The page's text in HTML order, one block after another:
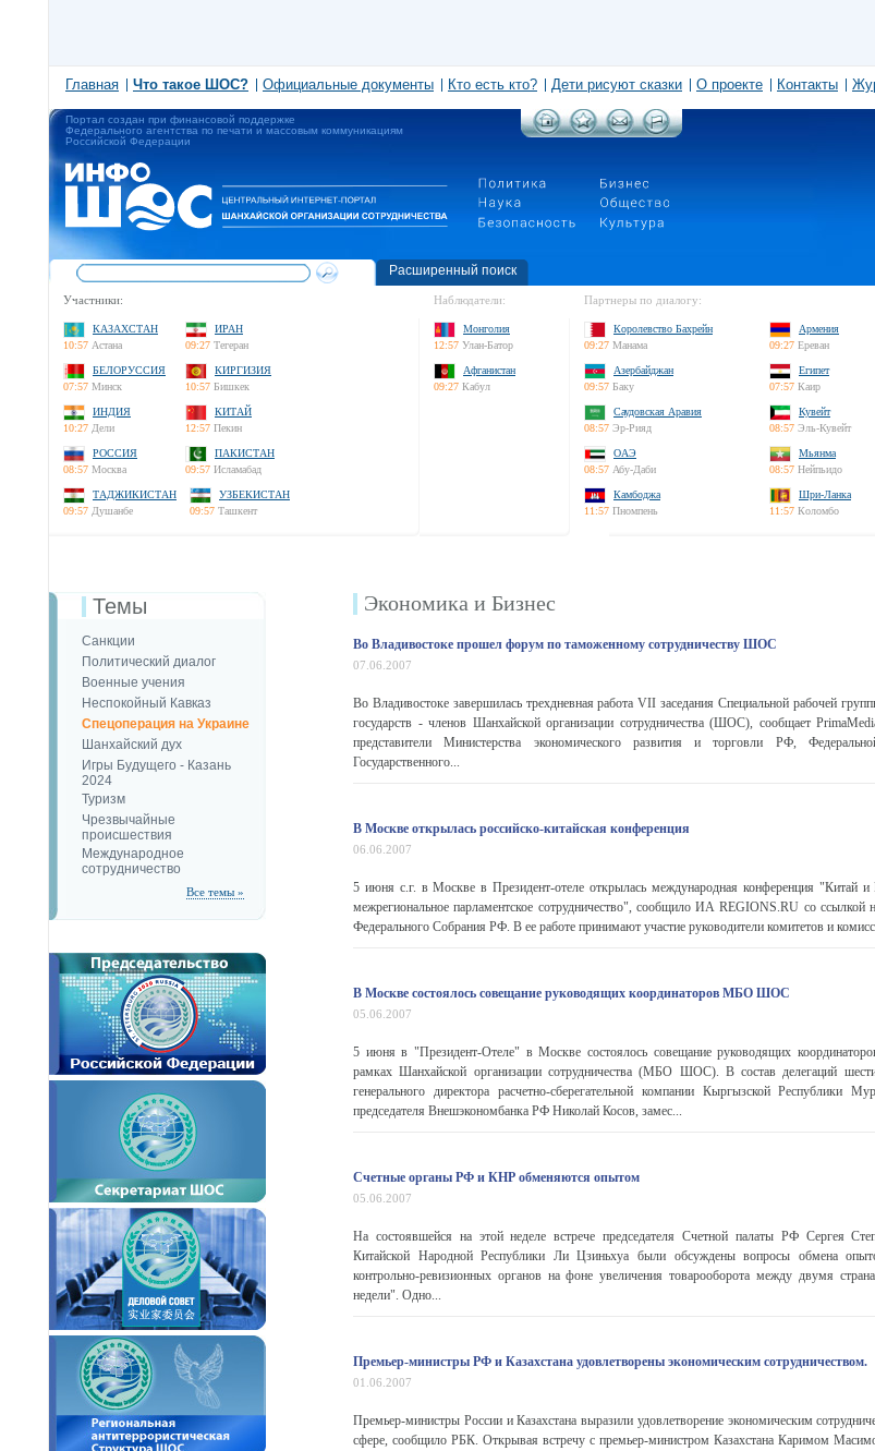
Главная Что такое ШОС? Официальные документы Кто есть кто? Дети рисуют сказки О проекте Контакты
Портал создан при финансовой поддержке
Федерального агентства по печати и массовым коммуникациям
Российской Федерации
Расширенный поиск
Участники:
КАЗАХСТАН
10:57 Астана
ИРАН
09:27 Тегеран
БЕЛОРУССИЯ
07:57 Минск
КИРГИЗИЯ
10:57 Бишкек
ИНДИЯ
10:27 Дели
КИТАЙ
12:57 Пекин
РОССИЯ
08:57 Москва
ПАКИСТАН
09:57 Исламабад
ТАДЖИКИСТАН
09:57 Душанбе
УЗБЕКИСТАН
09:57 Ташкент
Наблюдатели:
Монголия
12:57 Улан-Батор
Афганистан
09:27 Кабул
Партнеры по диалогу:
Королевство Бахрейн
09:27 Манама
Армения
09:27 Ереван
Азербайджан
09:57 Баку
Египет
07:57 Каир
Саудовская Аравия
08:57 Эр-Рияд
Кувейт
08:57 Эль-Кувейт
ОАЭ
08:57 Абу-Даби
Мьянма
08:57 Нейпьидо
Камбоджа
11:57 Пномпень
Шри-Ланка
11:57 Коломбо
Темы
Санкции
Политический диалог
Военные учения
Неспокойный Кавказ
Спецоперация на Украине
Шанхайский дух
Игры Будущего - Казань
2024
Туризм
Чрезвычайные
происшествия
Международное
сотрудничество
Все темы »
Экономика и Бизнес
Во Владивостоке прошел форум по таможенному сотрудничеству ШОС
07.06.2007
Во Владивостоке завершилась трехдневная работа VII заседания Специальной рабочей
государств - членов Шанхайской организации сотрудничества (ШОС), сообщает
представители Министерства экономического развития и торговли РФ,
Государственного...
В Москве открылась российско-китайская конференция
06.06.2007
5 июня с.г. в Москве в Президент-отеле открылась международная конференция "Китай и
межрегиональное парламентское сотрудничество", сообщило ИА REGIONS.RU со ссылкой
Федерального Собрания РФ. В ее работе принимают участие руководители комитетов и
В Москве состоялось совещание руководящих координаторов МБО ШОС
05.06.2007
5 июня в "Президент-Отеле" в Москве состоялось совещание руководящих
рамках Шанхайской организации сотрудничества (МБО ШОС). В состав делегаций
генерального директора расчетно-сберегательной компании Кыргызской Республики
председателя Внешэкономбанка РФ Николай Косов, замес...
Счетные органы РФ и КНР обменяются опытом
05.06.2007
На состоявшейся на этой неделе встрече председателя Счетной палаты РФ Сергея
Китайской Народной Республики Ли Цзиньхуа были обсуждены вопросы обмена
контрольно-ревизионных органов на фоне увеличения товарооборота между двумя
недели". Одно...
Премьер-министры РФ и Казахстана удовлетворены экономическим сотрудничеством.
01.06.2007
Премьер-министры России и Казахстана выразили удовлетворение экономическим
сфере, сообщило РБК. Открывая встречу с премьер-министром Казахстана Каримом